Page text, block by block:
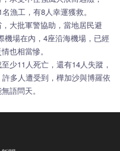
漁工，有8人幸運獲救。
大批軍警協助，當地居民避
機場在內，4座沿海機場，已經
也相當慘。
少11人死亡，還有14人失蹤，
多人遭受到，樺加沙與博羅依
語問天。